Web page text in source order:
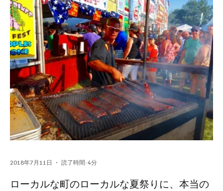
ローカルな町のローカルな夏祭りに、本当の
2018年7月11日 読了時間: 4分